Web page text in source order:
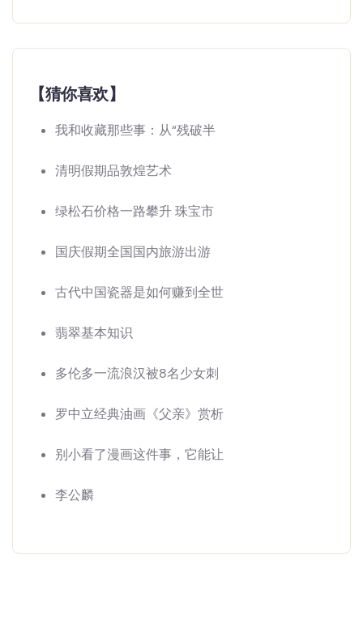
【猜你喜欢】
我和收藏那些事：从“残破半
清明假期品敦煌艺术
绿松石价格一路攀升 珠宝市
国庆假期全国国内旅游出游
古代中国瓷器是如何赚到全世
翡翠基本知识
多伦多一流浪汉被8名少女刺
罗中立经典油画《父亲》赏析
别小看了漫画这件事，它能让
李公麟